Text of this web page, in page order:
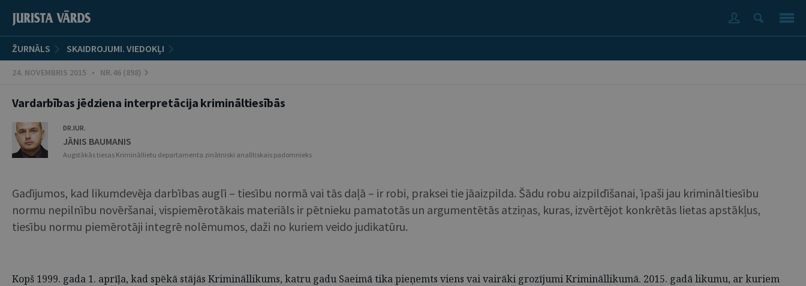
ŽURNĀLS SKAIDROJUMI. VIEDOKĻI
24. NOVEMBRIS 2015 • NR.46 (898)
Vardarbības jēdziena interpretācija krimināltiesībās
DR.IUR.
JĀNIS BAUMANIS
Augstākās tiesas Krimināllietu departamenta zinātniski analītiskais padomnieks
Gadījumos, kad likumdevēja darbības auglī – tiesību normā vai tās daļā – ir robi, praksei tie jāaizpilda. Šādu robu aizpildīšanai, īpaši jau krimināltiesību
normu nepilnību novēršanai, vispiemērotākais materiāls ir pētnieku pamatotās un argumentētās atziņas, kuras, izvērtējot konkrētās lietas apstākļus,
tiesību normu piemērotāji integrē nolēmumos, daži no kuriem veido judikatūru.
Kopš 1999. gada 1. aprīļa, kad spēkā stājās Krimināllikums, katru gadu Saeimā tika pieņemts viens vai vairāki grozījumi Krimināllikumā. 2015. gadā likumu, ar kuriem